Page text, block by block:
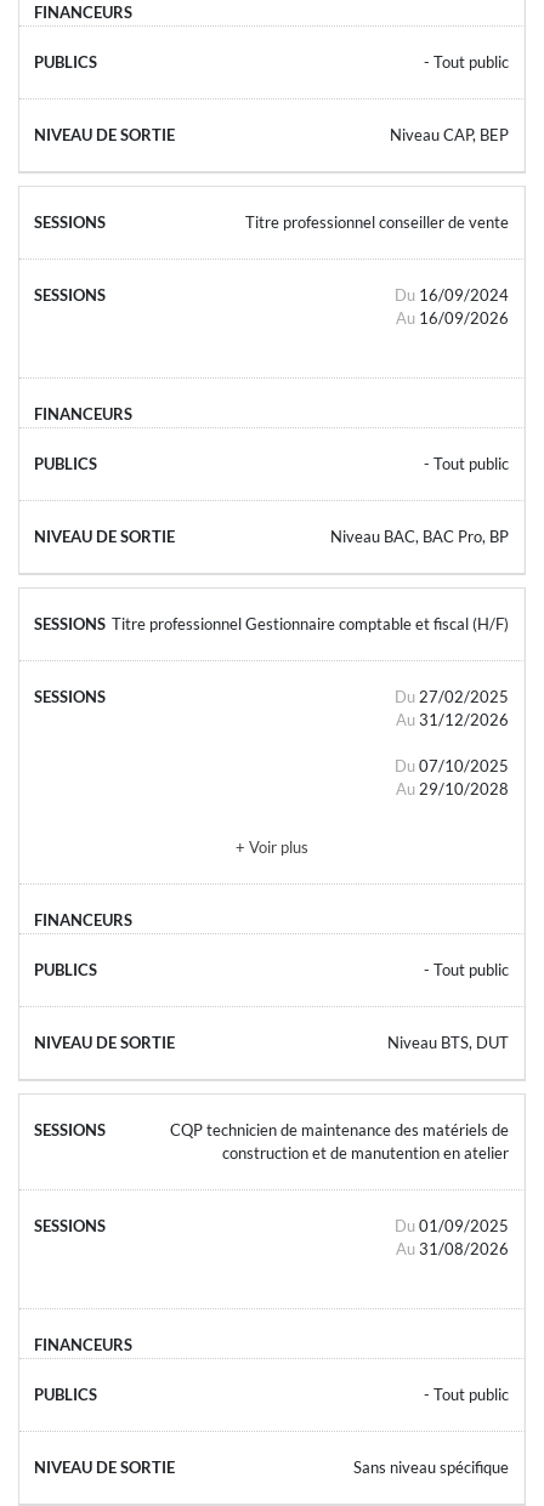
- Tout public
Niveau CAP, BEP
Titre professionnel conseiller de vente
Du 16/09/2024
Au 16/09/2026
- Tout public
Niveau BAC, BAC Pro, BP
Titre professionnel Gestionnaire comptable et fiscal (H/F)
Du 27/02/2025
Au 31/12/2026
Du 07/10/2025
Au 29/10/2028
+ Voir plus
- Tout public
Niveau BTS, DUT
CQP technicien de maintenance des matériels de
construction et de manutention en atelier
Du 01/09/2025
Au 31/08/2026
- Tout public
Sans niveau spécifique